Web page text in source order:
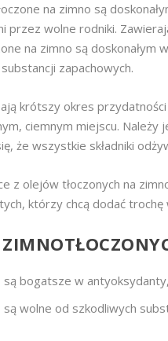
na zimno są
przez wolne rodniki.
na zimno są
zapachowych.
krótszy okres
ciemnym miejscu.
że wszystkie składniki
z olejów tłoczonych na
którzy chcą dodać
są bogatsze w
są wolne od szkodliwych